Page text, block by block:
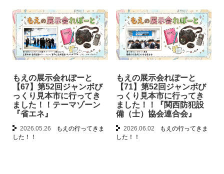
もえの展示会れぽーと
【67】第52回ジャンボび
っくり見本市に行ってき
ました！！テーマゾーン
『省エネ』
2026.05.26
もえの行ってきま
した！！
もえの展示会れぽーと
【71】第52回ジャンボび
っくり見本市に行ってき
ました！！『関西防犯設
備（士）協会連合会』
2026.06.02
もえの行ってきま
した！！